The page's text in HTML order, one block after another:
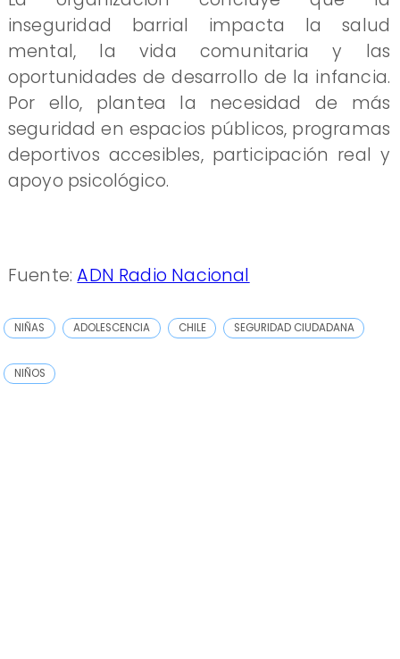
inseguridad barrial impacta la salud
mental, la vida comunitaria y las
oportunidades de desarrollo de la infancia.
Por ello, plantea la necesidad de más
seguridad en espacios públicos, programas
deportivos accesibles, participación real y
apoyo psicológico.
Fuente:ADN Radio Nacional
NIÑAS ADOLESCENCIA CHILE SEGURIDAD CIUDADANA
NIÑOS